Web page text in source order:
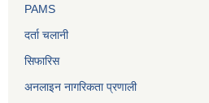
PAMS
दर्ता चलानी
सिफारिस
अनलाइन नागरिकता प्रणाली